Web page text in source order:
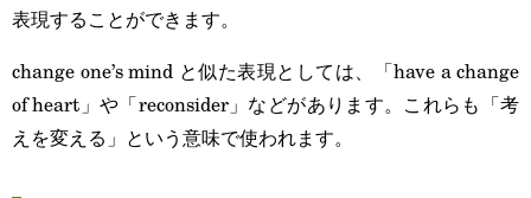
表現することができます。
change one’s mind と似た表現としては、「have a change
of heart」や「reconsider」などがあります。これらも「考
えを変える」という意味で使われます。